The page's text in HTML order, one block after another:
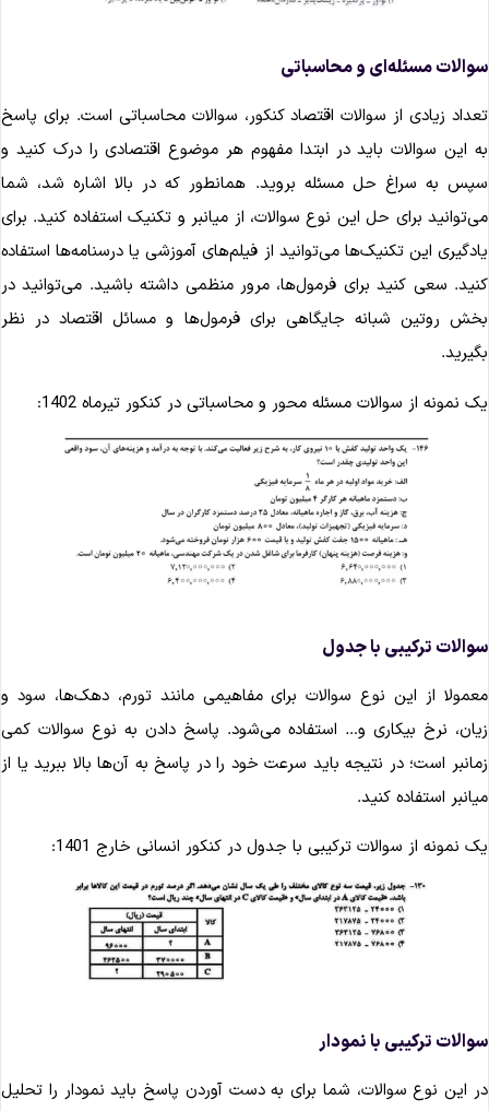
مسئله‌ای و محاسباتی
زیادی از سوالات اقتصاد کنکور، سوالات محاسباتی است. برای پاسخ
این سوالات باید در ابتدا مفهوم هر موضوع اقتصادی را درک کنید و
به سراغ حل مسئله بروید. همانطور که در بالا اشاره شد، شما
برای حل این نوع سوالات، از میانبر و تکنیک استفاده کنید. برای
این تکنیک‌ها می‌توانید از فیلم‌های آموزشی یا درسنامه‌ها استفاده
سعی کنید برای فرمول‌ها، مرور منظمی داشته باشید. می‌توانید در
روتین شبانه جایگاهی برای فرمول‌ها و مسائل اقتصاد در نظر
نمونه از سوالات مسئله محور و محاسباتی در کنکور تیرماه 1402:
ترکیبی با جدول
از این نوع سوالات برای مفاهیمی مانند تورم، دهک‌ها، سود و
نرخ بیکاری و… استفاده می‌شود. پاسخ دادن به نوع سوالات کمی
است؛ در نتیجه باید سرعت خود را در پاسخ به آن‌ها بالا ببرید یا از
استفاده کنید.
نمونه از سوالات ترکیبی با جدول در کنکور انسانی خارج 1401:
ترکیبی با نمودار
این نوع سوالات، شما برای به دست آوردن پاسخ باید نمودار را تحلیل